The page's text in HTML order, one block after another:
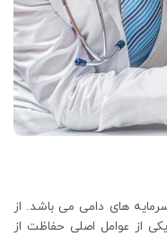
های دامی می باشد. از
از عوامل اصلی حفاظت از